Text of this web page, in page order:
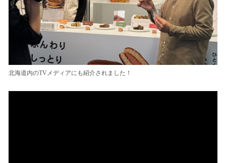
北海道内のTVメディアにも紹介されました！